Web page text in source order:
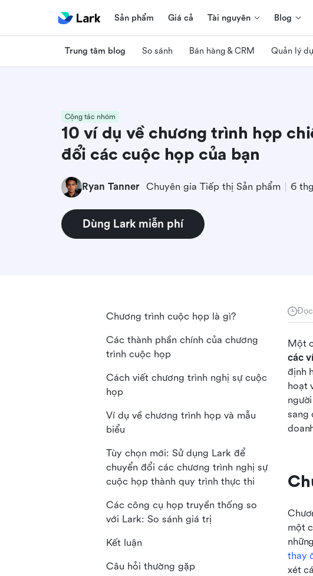
Sản phẩm Giá cả Tài nguyên Blog
Trung tâm blog So sánh Bán hàng & CRM Quản lý
Cộng tác nhóm
10 ví dụ về chương trình họp
đổi các cuộc họp của bạn
Ryan Tanner Chuyên gia Tiếp thị Sản phẩm 6
Dùng Lark miễn phí
Đọc
các
định
hoạt
sang
một
thay
xét
Chương trình cuộc họp là gì?
Các thành phần chính của chương
trình cuộc họp
Cách viết chương trình nghị sự cuộc
họp
Ví dụ về chương trình họp và mẫu
biểu
Tùy chọn mới: Sử dụng Lark để
chuyển đổi các chương trình nghị sự
cuộc họp thành quy trình thực thi
Các công cụ họp truyền thống so
với Lark: So sánh giá trị
Kết luận
Câu hỏi thường gặp